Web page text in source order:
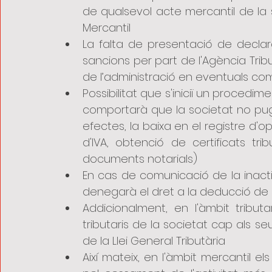
de qualsevol acte mercantil de
Mercantil
La falta de presentació de
sancions per part de l'Agència
de l’administració en eventuals
Possibilitat que s'iniciï un
comportarà que la societat no
efectes, la baixa en el registre
d'IVA, obtenció de certificats
documents notarials)
En cas de comunicació de la
denegarà el dret a la deducció de
Addicionalment, en l'àmbit
tributaris de la societat cap als
de la Llei General Tributària
Així mateix, en l'àmbit mercantil